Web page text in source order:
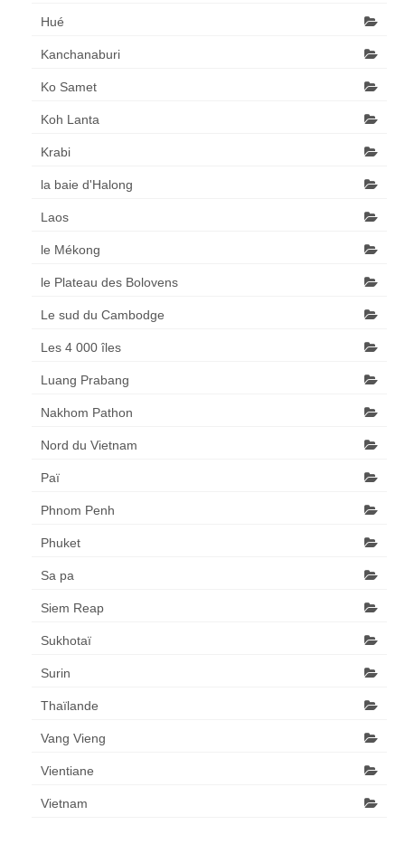
Hué
Kanchanaburi
Ko Samet
Koh Lanta
Krabi
la baie d'Halong
Laos
le Mékong
le Plateau des Bolovens
Le sud du Cambodge
Les 4 000 îles
Luang Prabang
Nakhom Pathon
Nord du Vietnam
Paï
Phnom Penh
Phuket
Sa pa
Siem Reap
Sukhotaï
Surin
Thaïlande
Vang Vieng
Vientiane
Vietnam